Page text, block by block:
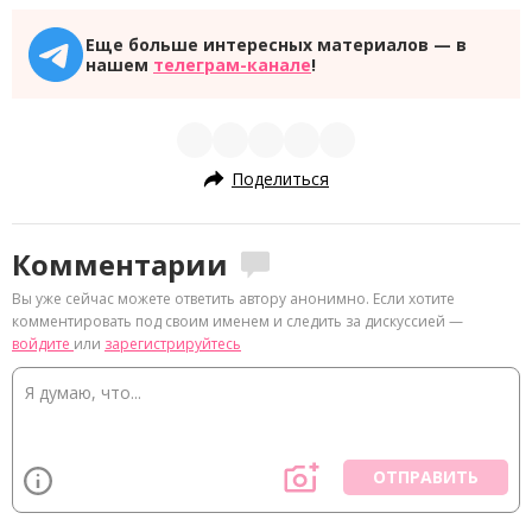
Еще больше интересных материалов — в
нашем телеграм-канале!
Поделиться
Комментарии
Вы уже сейчас можете ответить автору анонимно. Если хотите
комментировать под своим именем и следить за дискуссией —
войдите или зарегистрируйтесь
ОТПРАВИТЬ